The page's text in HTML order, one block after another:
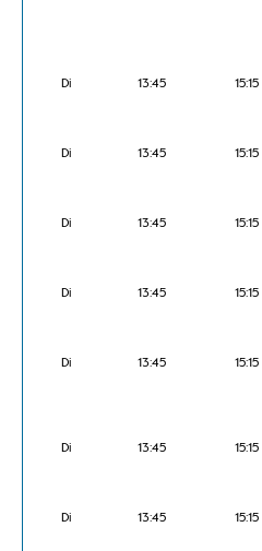
Di 13:45 15:15
Di 13:45 15:15
Di 13:45 15:15
Di 13:45 15:15
Di 13:45 15:15
Di 13:45 15:15
Di 13:45 15:15